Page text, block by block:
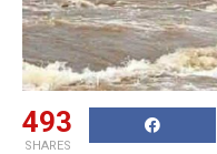
493
SHARES